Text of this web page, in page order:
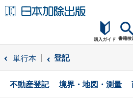
購入ガイド
購入ガイド
読者サポート
書籍検
単行本 登記
不動産登記 境界・地図・測量